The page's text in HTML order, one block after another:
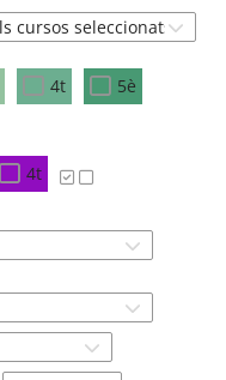
4t
5è
4t